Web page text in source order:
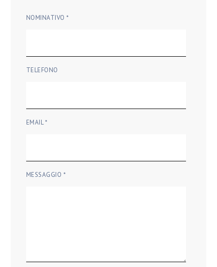
NOMINATIVO *
TELEFONO
EMAIL *
MESSAGGIO *